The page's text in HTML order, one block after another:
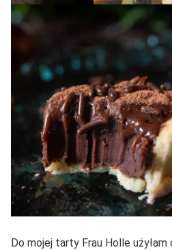
Do mojej tarty Frau Holle użyłam